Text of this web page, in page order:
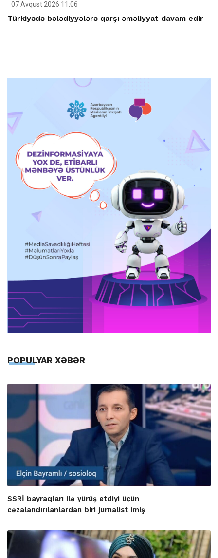
07 Avqust 2026 11:06
Türkiyədə bələdiyyələrə qarşı əməliyyat davam edir
POPULYAR XƏBƏR
SSRİ bayraqları ilə yürüş etdiyi üçün
cəzalandırılanlardan biri jurnalist imiş